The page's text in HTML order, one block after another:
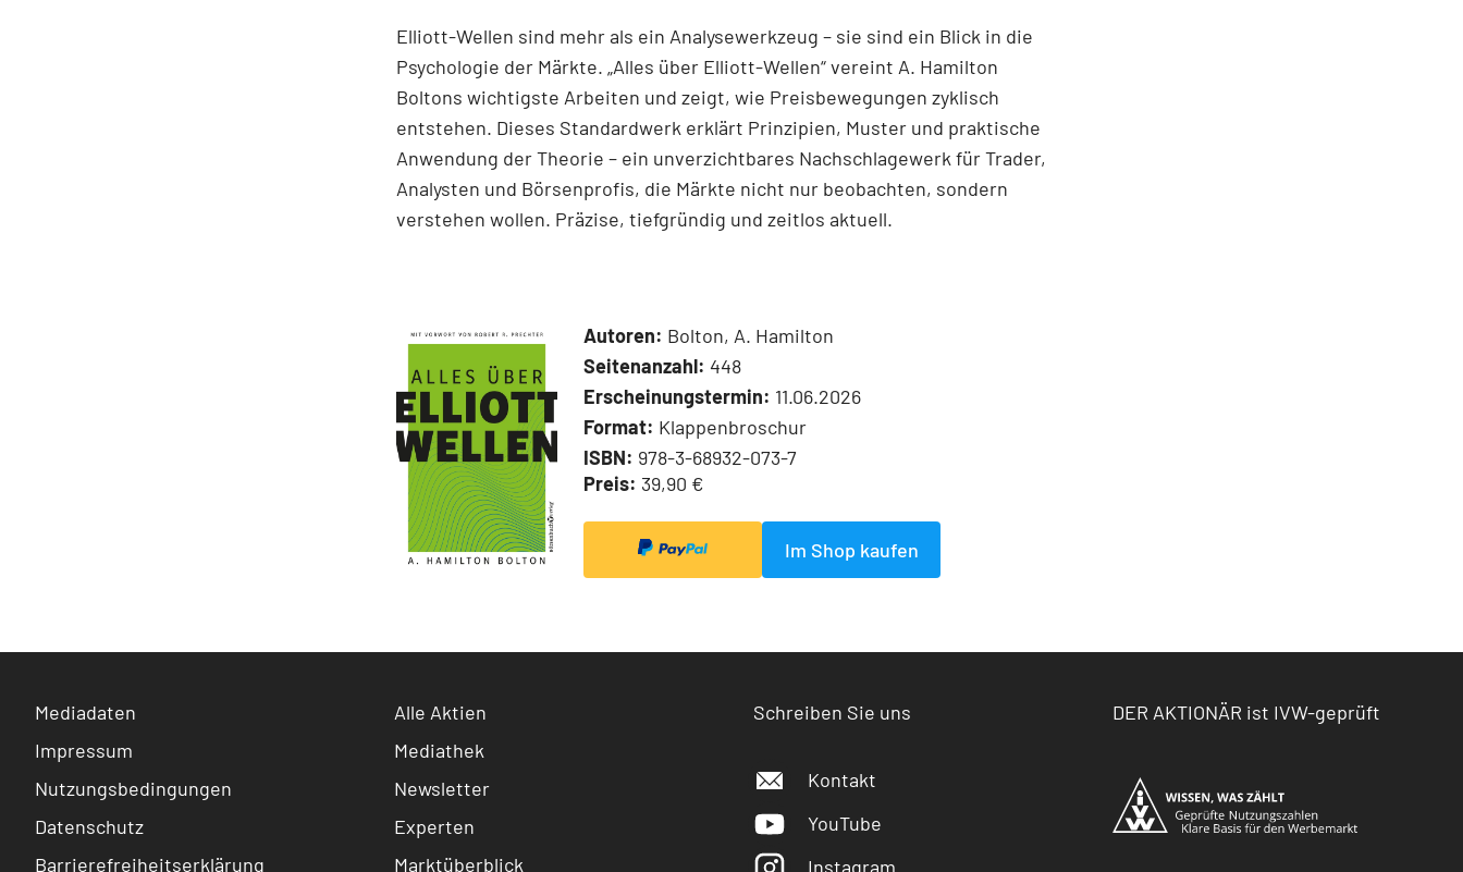
Elliott-Wellen sind mehr als ein Analysewerkzeug – sie sind ein Blick in die
Psychologie der Märkte. „Alles über Elliott-Wellen“ vereint A. Hamilton
Boltons wichtigste Arbeiten und zeigt, wie Preisbewegungen zyklisch
entstehen. Dieses Standardwerk erklärt Prinzipien, Muster und praktische
Anwendung der Theorie – ein unverzichtbares Nachschlagewerk für Trader,
Analysten und Börsenprofis, die Märkte nicht nur beobachten, sondern
verstehen wollen. Präzise, tiefgründig und zeitlos aktuell.
Autoren: Bolton, A. Hamilton
Seitenanzahl: 448
Erscheinungstermin: 11.06.2026
Format: Klappenbroschur
ISBN: 978-3-68932-073-7
Preis: 39,90 €
Im Shop kaufen
Mediadaten
Impressum
Nutzungsbedingungen
Datenschutz
Barrierefreiheitserklärung
Alle Aktien
Mediathek
Newsletter
Experten
Marktüberblick
Schreiben Sie uns
Kontakt
YouTube
Instagram
DER AKTIONÄR ist IVW-geprüft